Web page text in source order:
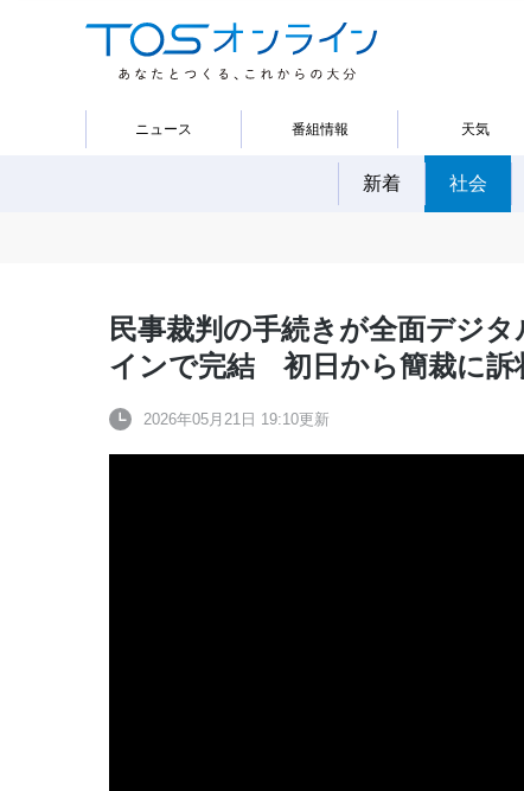
ニュース 番組情報 天気
新着 社会
民事裁判の手続きが全面デジ
インで完結 初日から簡裁に
2026年05月21日 19:10更新